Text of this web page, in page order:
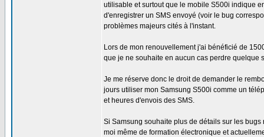
utilisable et surtout que le mobile S500i indique
d'enregistrer un SMS envoyé (voir le bug
problèmes majeurs cités à l'instant.
Lors de mon renouvellement j'ai bénéficié de
que je ne souhaite en aucun cas perdre quelque
Je me réserve donc le droit de demander le
jours utiliser mon Samsung S500i comme un
et heures d'envois des SMS.
Si Samsung souhaite plus de détails sur les
moi même de formation électronique et